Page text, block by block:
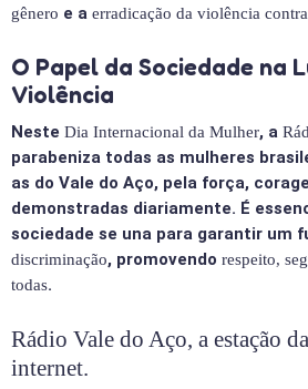
gênero e a erradicação da violência
O Papel da Sociedade na
Violência
Neste Dia Internacional da Mulher, a
parabeniza todas as mulheres
as do Vale do Aço, pela força,
demonstradas diariamente. É
sociedade se una para garantir um
discriminação, promovendo respeito,
todas.
Rádio Vale do Aço, a estação
internet.